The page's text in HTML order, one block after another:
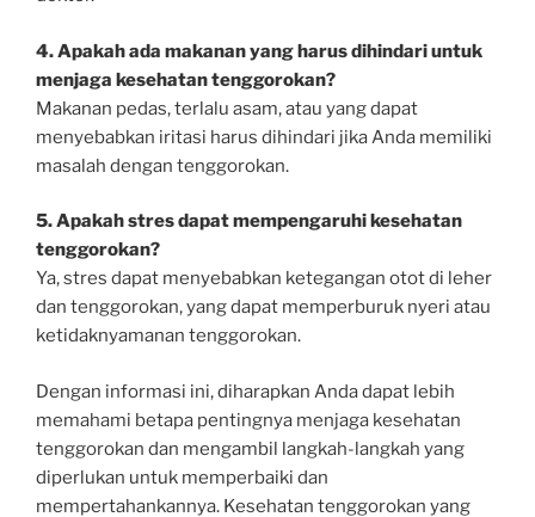
4. Apakah ada makanan yang harus dihindari untuk
menjaga kesehatan tenggorokan?
Makanan pedas, terlalu asam, atau yang dapat
menyebabkan iritasi harus dihindari jika Anda memiliki
masalah dengan tenggorokan.
5. Apakah stres dapat mempengaruhi kesehatan
tenggorokan?
Ya, stres dapat menyebabkan ketegangan otot di leher
dan tenggorokan, yang dapat memperburuk nyeri atau
ketidaknyamanan tenggorokan.
Dengan informasi ini, diharapkan Anda dapat lebih
memahami betapa pentingnya menjaga kesehatan
tenggorokan dan mengambil langkah-langkah yang
diperlukan untuk memperbaiki dan
mempertahankannya. Kesehatan tenggorokan yang